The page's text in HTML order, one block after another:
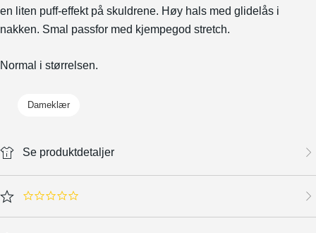
en liten puff-effekt på skuldrene. Høy hals med glidelås i
nakken. Smal passfor med kjempegod stretch.
Normal i størrelsen.
Dameklær
Se produktdetaljer
0.0 star rating